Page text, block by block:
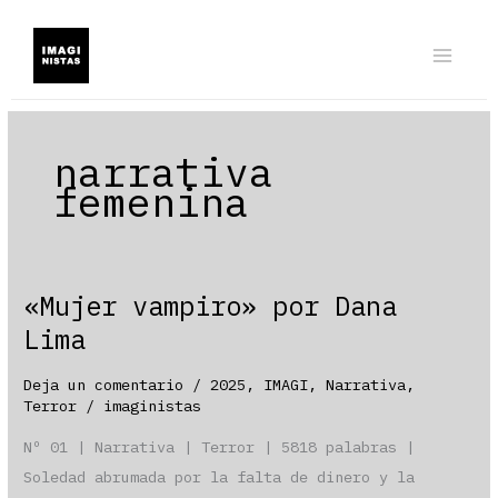
contenido
narrativa
femenina
«Mujer vampiro» por Dana
Lima
Deja un comentario /2025 , IMAGI,Narrativa,
Terror / imaginistas
Nº 01 | Narrativa | Terror | 5818 palabras |
Soledad abrumada por la falta de dinero y la